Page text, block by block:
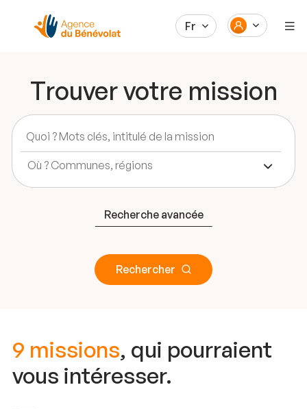
Fr
Trouver votre mission
Recherche avancée
Rechercher
9 missions, qui pourraient
vous intéresser.